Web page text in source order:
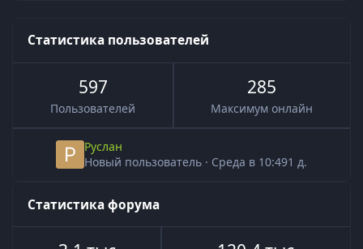
Статистика пользователей
597
Пользователей
285
Максимум онлайн
Руслан
Новый пользователь · Среда в 10:491 д.
Статистика форума